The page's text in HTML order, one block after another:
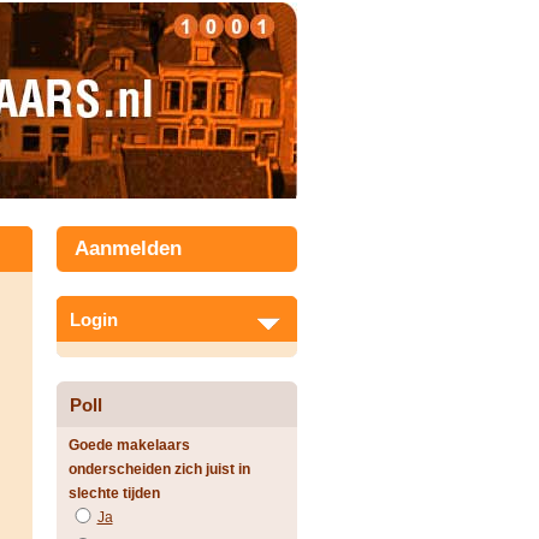
Aanmelden
Login
Poll
Goede makelaars
onderscheiden zich juist in
slechte tijden
Ja